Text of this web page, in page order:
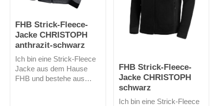
FHB Strick-Fleece-
Jacke CHRISTOPH
anthrazit-schwarz
Ich bin eine Strick-Fleece
Jacke aus dem Hause
FHB und bestehe aus
FHB Strick-Fleece-
Jacke CHRISTOPH
schwarz
Ich bin eine Strick-Fleece